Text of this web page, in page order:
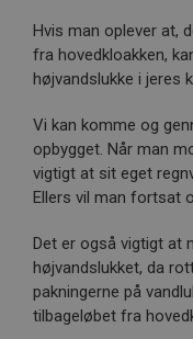
Hvis man oplever at,
fra hovedkloakken,
højvandslukke i jeres
Vi kan komme og
opbygget. Når man
vigtigt at sit eget
Ellers vil man fortsat
Det er også vigtigt at
højvandslukket, da
pakningerne på
tilbageløbet fra